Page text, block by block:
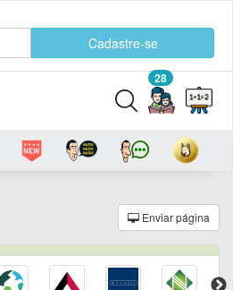
Cadastre-se
28
Enviar página